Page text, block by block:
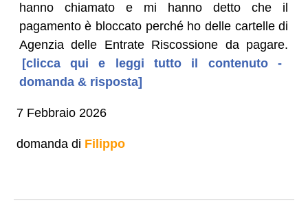
hanno chiamato e mi hanno detto che il
pagamento è bloccato perché ho delle cartelle di
Agenzia delle Entrate Riscossione da pagare.
[clicca qui e leggi tutto il contenuto -
domanda & risposta]
7 Febbraio 2026
domanda di Filippo